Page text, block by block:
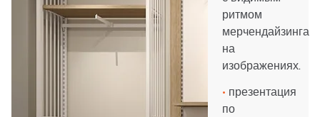
ритмом
мерчендайзинга
на
изображениях.
• презентация
по